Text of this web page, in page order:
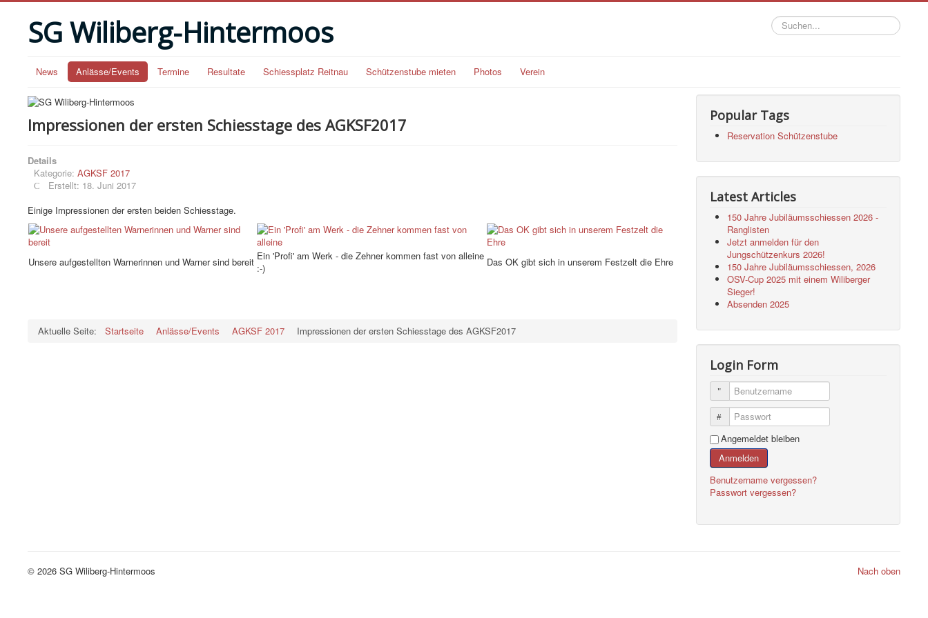
SG Wiliberg-Hintermoos Suchen...
News Anlässe/Events Termine Resultate Schiessplatz Reitnau Schützenstube mieten Photos Verein
Impressionen der ersten Schiesstage des AGKSF2017
Details
Kategorie: AGKSF 2017
Erstellt: 18. Juni 2017
Einige Impressionen der ersten beiden Schiesstage.
Unsere aufgestellten Warnerinnen und Warner sind bereit Ein 'Profi' am Werk - die Zehner kommen fast von alleine
:-)
Das OK gibt sich in unserem Festzelt die Ehre
Aktuelle Seite: Startseite Anlässe/Events AGKSF 2017 Impressionen der ersten Schiesstage des AGKSF2017
Popular Tags
Reservation Schützenstube
Latest Articles
150 Jahre Jubiläumsschiessen 2026 -
Ranglisten
Jetzt anmelden für den
Jungschützenkurs 2026!
150 Jahre Jubiläumsschiessen, 2026
OSV-Cup 2025 mit einem Wiliberger
Sieger!
Absenden 2025
Login Form
Benutzername
Passwort
Angemeldet bleiben
Anmelden
Benutzername vergessen?
Passwort vergessen?
Nach oben
© 2026 SG Wiliberg-Hintermoos